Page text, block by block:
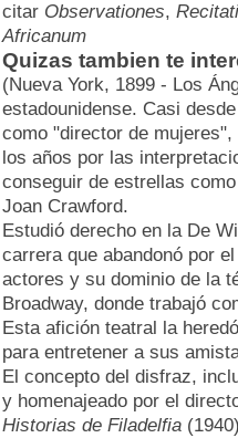
citar Observationes,
Africanum
Quizas tambien te
(Nueva York, 1899 - Los
estadounidense. Casi
como "director de
los años por las
conseguir de estrellas
Joan Crawford.
Estudió derecho en la De
carrera que abandonó por
actores y su dominio de la
Broadway, donde trabajó
Esta afición teatral la
para entretener a sus
El concepto del disfraz,
y homenajeado por el
Historias de Filadelfia